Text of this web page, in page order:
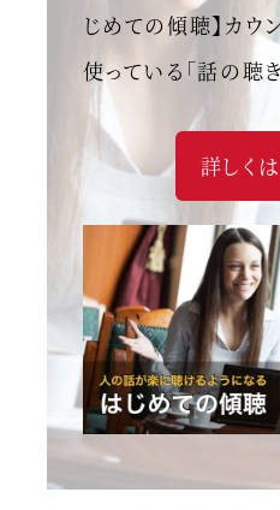
じめての傾聴】カウ
使っている「話の聴
詳しく